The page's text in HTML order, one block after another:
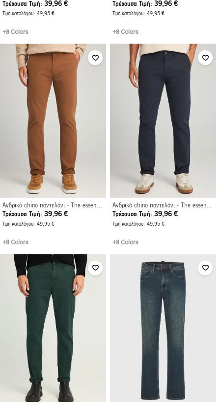
Τρέχουσα Τιμή
39,96 €
Τιμή καταλόγου 49,95 €
+8 Colors
Τρέχουσα Τιμή
39,96 €
Τιμή καταλόγου 49,95 €
+8 Colors
Τρέχουσα Τιμή
39,96 €
Τιμή καταλόγου 49,95 €
+8 Colors
Τρέχουσα Τιμή
39,96 €
Τιμή καταλόγου 49,95 €
+8 Colors